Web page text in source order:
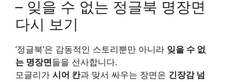
– 잊을 수 없는 정글북 명장면
다시 보기
‘정글북’은 감동적인 스토리뿐만 아니라 잊을 수 없
는 명장면들을 선사합니다.
모글리가 시어 칸과 맞서 싸우는 장면은 긴장감 넘